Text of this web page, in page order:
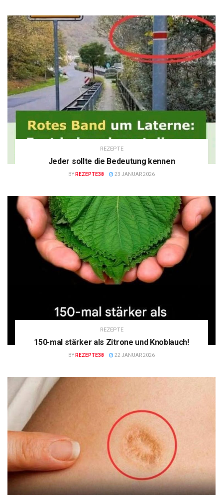
REZEPTE
Jeder sollte die Bedeutung kennen
BY REZEPTE38 23 JANUAR 2026
REZEPTE
150-mal stärker als Zitrone und Knoblauch!
BY REZEPTE38 22 JANUAR 2026